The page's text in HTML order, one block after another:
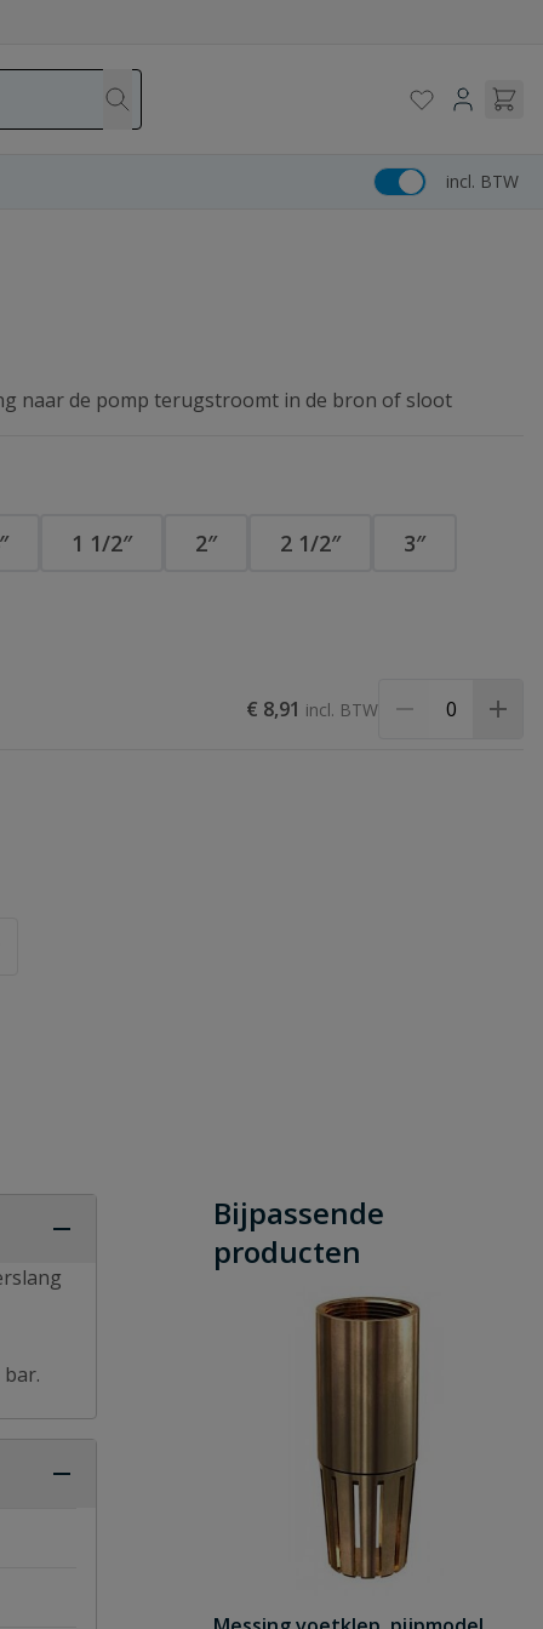
incl. BTW
naar de pomp terugstroomt in de bron of sloot
1 1/2″ 2″ 2 1/2″ 3″
€ 8,91
Bijpassende
producten